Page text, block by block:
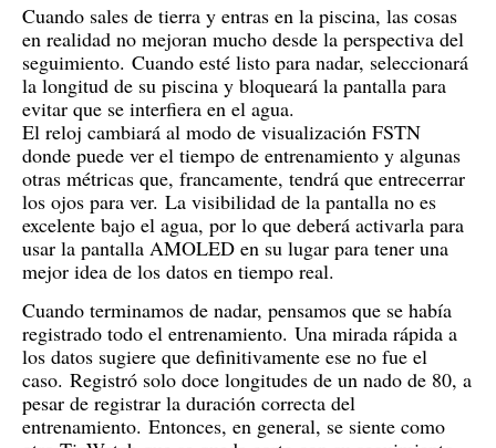
Cuando sales de tierra y entras en la piscina, las cosas
en realidad no mejoran mucho desde la perspectiva del
seguimiento. Cuando esté listo para nadar, seleccionará
la longitud de su piscina y bloqueará la pantalla para
evitar que se interfiera en el agua.
El reloj cambiará al modo de visualización FSTN
donde puede ver el tiempo de entrenamiento y algunas
otras métricas que, francamente, tendrá que entrecerrar
los ojos para ver. La visibilidad de la pantalla no es
excelente bajo el agua, por lo que deberá activarla para
usar la pantalla AMOLED en su lugar para tener una
mejor idea de los datos en tiempo real.
Cuando terminamos de nadar, pensamos que se había
registrado todo el entrenamiento. Una mirada rápida a
los datos sugiere que definitivamente ese no fue el
caso. Registró solo doce longitudes de un nado de 80, a
pesar de registrar la duración correcta del
entrenamiento. Entonces, en general, se siente como